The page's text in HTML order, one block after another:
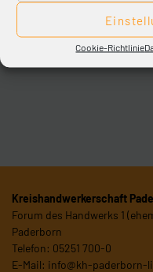
Cookie-Richtlinie
Themenübersicht
Kreishandwerkerschaft
Forum des Handwerks 1
Paderborn
Telefon: 05251 700-0
E-Mail: info@kh-paderborn-